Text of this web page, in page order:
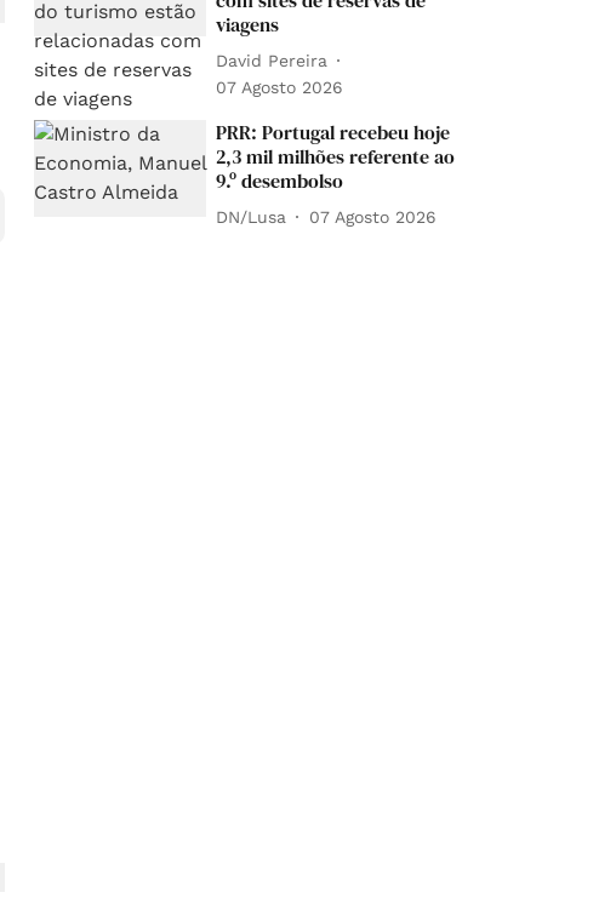
viagens
David Pereira
07 Agosto 2026
PRR: Portugal recebeu hoje
2,3 mil milhões referente ao
9.º desembolso
DN/Lusa 07 Agosto 2026